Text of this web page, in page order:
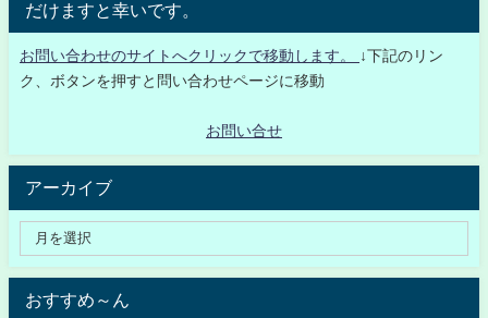
だけますと幸いです。
お問い合わせのサイトへクリックで移動します。
↓下記のリン
ク、ボタンを押すと問い合わせページに移動
お問い合せ
アーカイブ
おすすめ～ん